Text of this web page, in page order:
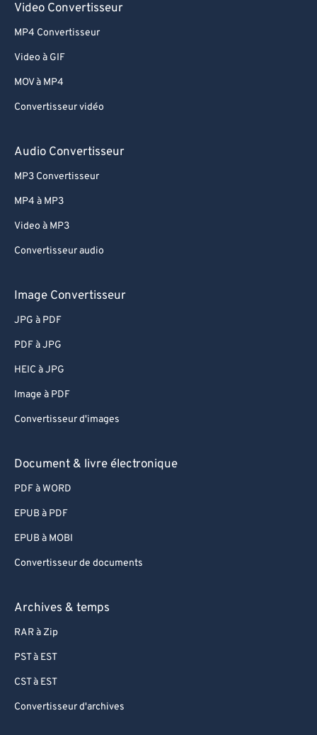
Video Convertisseur
MP4 Convertisseur
Video à GIF
MOV à MP4
Convertisseur vidéo
Audio Convertisseur
MP3 Convertisseur
MP4 à MP3
Video à MP3
Convertisseur audio
Image Convertisseur
JPG à PDF
PDF à JPG
HEIC à JPG
Image à PDF
Convertisseur d'images
Document & livre électronique
PDF à WORD
EPUB à PDF
EPUB à MOBI
Convertisseur de documents
Archives & temps
RAR à Zip
PST à EST
CST à EST
Convertisseur d'archives